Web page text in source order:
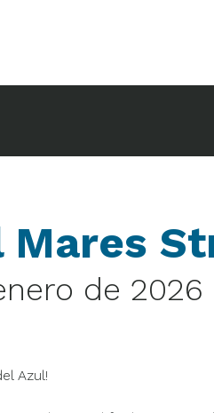
Mares
de 2026
Azul!